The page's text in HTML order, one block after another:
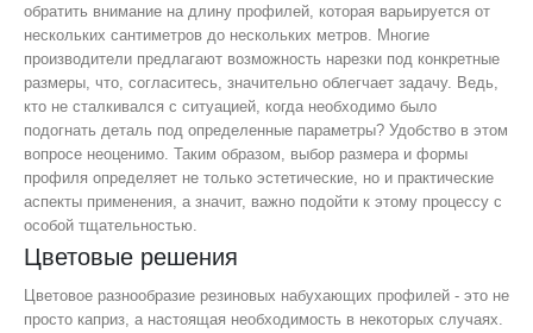
обратить внимание на длину профилей, которая варьируется от
нескольких сантиметров до нескольких метров. Многие
производители предлагают возможность нарезки под конкретные
размеры, что, согласитесь, значительно облегчает задачу. Ведь,
кто не сталкивался с ситуацией, когда необходимо было
подогнать деталь под определенные параметры? Удобство в этом
вопросе неоценимо. Таким образом, выбор размера и формы
профиля определяет не только эстетические, но и практические
аспекты применения, а значит, важно подойти к этому процессу с
особой тщательностью.
Цветовые решения
Цветовое разнообразие резиновых набухающих профилей - это не
просто каприз, а настоящая необходимость в некоторых случаях.